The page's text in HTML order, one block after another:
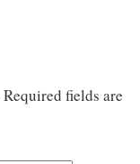
Required fields are